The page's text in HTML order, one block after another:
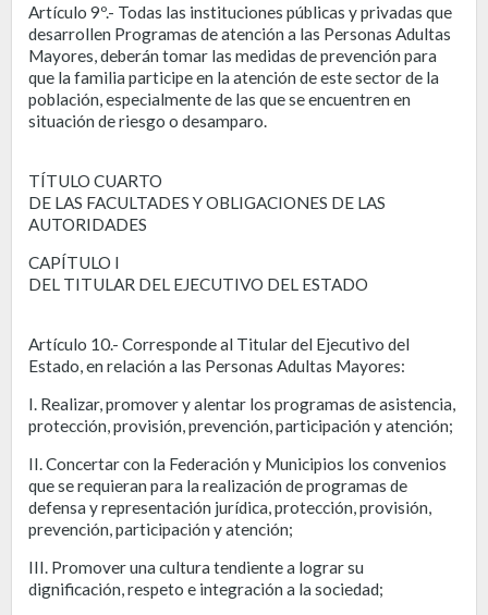
Artículo 9º.- Todas las instituciones públicas y privadas que
desarrollen Programas de atención a las Personas Adultas
Mayores, deberán tomar las medidas de prevención para
que la familia participe en la atención de este sector de la
población, especialmente de las que se encuentren en
situación de riesgo o desamparo.
TÍTULO CUARTO
DE LAS FACULTADES Y OBLIGACIONES DE LAS
AUTORIDADES
CAPÍTULO I
DEL TITULAR DEL EJECUTIVO DEL ESTADO
Artículo 10.- Corresponde al Titular del Ejecutivo del
Estado, en relación a las Personas Adultas Mayores:
I. Realizar, promover y alentar los programas de asistencia,
protección, provisión, prevención, participación y atención;
II. Concertar con la Federación y Municipios los convenios
que se requieran para la realización de programas de
defensa y representación jurídica, protección, provisión,
prevención, participación y atención;
III. Promover una cultura tendiente a lograr su
dignificación, respeto e integración a la sociedad;